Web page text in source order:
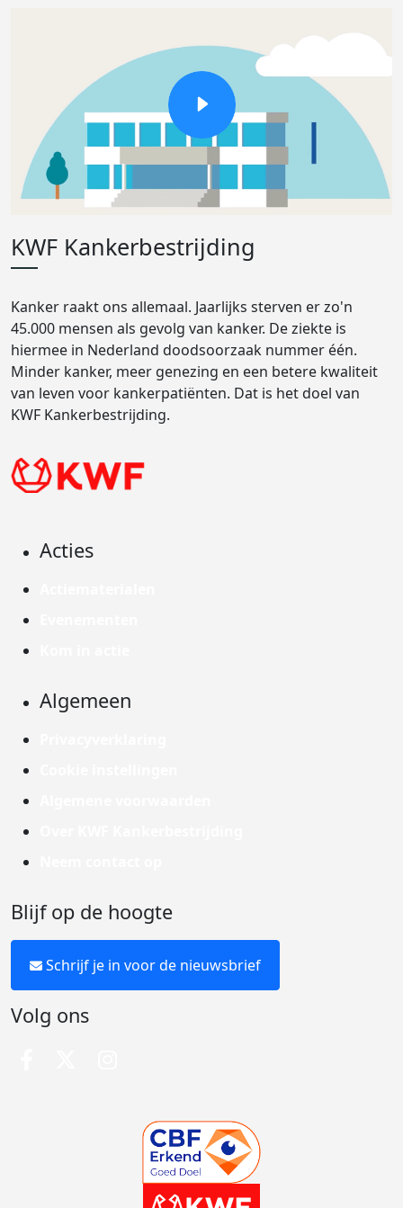
KWF Kankerbestrijding
Kanker raakt ons allemaal. Jaarlijks sterven er zo'n
45.000 mensen als gevolg van kanker. De ziekte is
hiermee in Nederland doodsoorzaak nummer één.
Minder kanker, meer genezing en een betere kwaliteit
van leven voor kankerpatiënten. Dat is het doel van
KWF Kankerbestrijding.
Acties
Algemeen
Blijf op de hoogte
Schrijf je in voor de nieuwsbrief
Volg ons